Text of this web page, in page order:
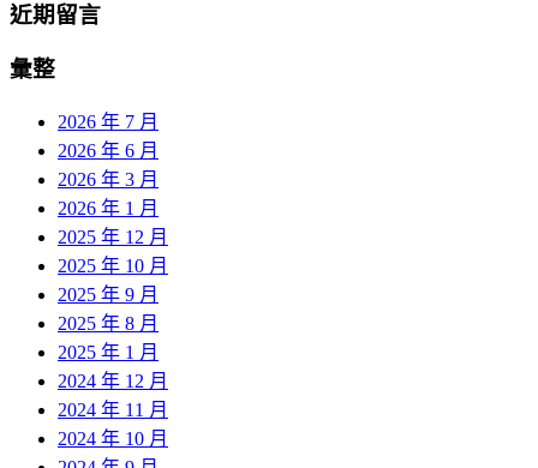
近期留言
彙整
2026 年 7 月
2026 年 6 月
2026 年 3 月
2026 年 1 月
2025 年 12 月
2025 年 10 月
2025 年 9 月
2025 年 8 月
2025 年 1 月
2024 年 12 月
2024 年 11 月
2024 年 10 月